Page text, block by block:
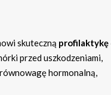
skuteczną profilaktykę
przed uszkodzeniami,
hormonalną,